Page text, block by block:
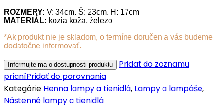
ROZMERY: V: 34cm, Š: 23cm, H: 17cm
MATERIÁL: kozia koža, železo
*Ak produkt nie je skladom, o termíne doručenia vás budeme
dodatočne informovať.
Pridať do zoznamu
prianíPridať do porovnania
Kategórie Henna lampy a tienidlá, Lampy a lampáše,
Nástenné lampy a tienidlá